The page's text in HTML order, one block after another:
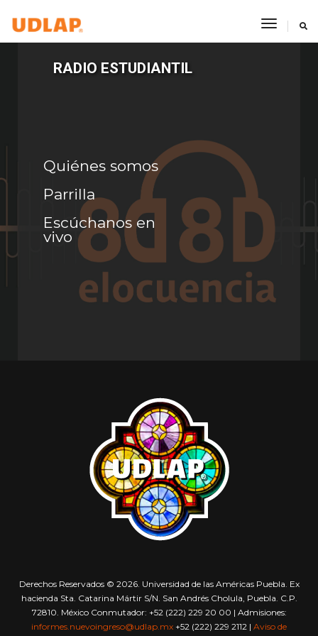
RADIO ESTUDIANTIL
Quiénes somos
Parrilla
Escúchanos en
vivo
Derechos Reservados © 2026. Universidad de las Américas Puebla. Ex
hacienda Sta. Catarina Mártir S/N. San Andrés Cholula, Puebla. C.P.
72810. México Conmutador: +52 (222) 229 20 00 | Admisiones:
informes.nuevoingreso@udlap.mx +52 (222) 229 2112 | Aviso de